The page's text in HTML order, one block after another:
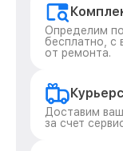
Определим
бесплатно, с
от ремонта.
Доставим
за счет